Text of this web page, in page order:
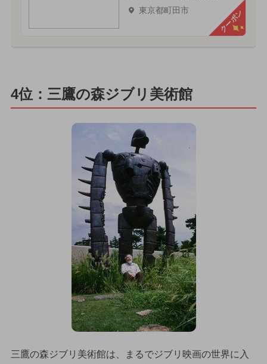
東京都町田市 クーポン
4位：三鷹の森ジブリ美術館
三鷹の森ジブリ美術館は、まるでジブリ映画の世界に入